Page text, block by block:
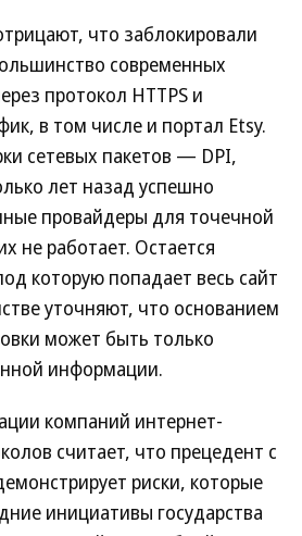
что заблокировали
современных
протокол HTTPS и
в том числе и портал Etsy.
сетевых пакетов — DPI,
лет назад успешно
провайдеры для точечной
не работает. Остается
которую попадает весь сайт
уточняют, что основанием
может быть только
информации.
компаний интернет-
считает, что прецедент с
риски, которые
инициативы государства